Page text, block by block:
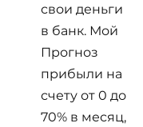
свои деньги
в банк. Мой
Прогноз
прибыли на
счету от 0 до
70% в месяц,